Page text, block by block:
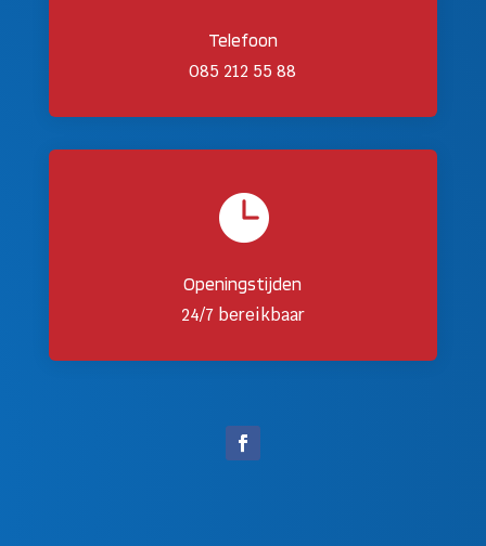
Telefoon
085 212 55 88

Openingstijden
24/7 bereikbaar